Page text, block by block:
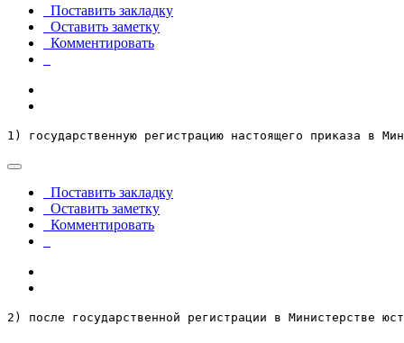
Поставить закладку
Оставить заметку
Комментировать
1) государственную регистрацию настоящего приказа в
Поставить закладку
Оставить заметку
Комментировать
2) после государственной регистрации в Министерстве